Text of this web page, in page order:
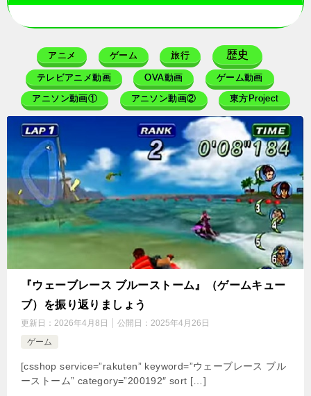
アニメ ゲーム 旅行 歴史
テレビアニメ動画 OVA動画 ゲーム動画
アニソン動画① アニソン動画② 東方Project
『ウェーブレース ブルーストーム』（ゲームキュー
ブ）を振り返りましょう
更新日： 2026年4月8日 公開日： 2025年4月26日
ゲーム
[csshop service=”rakuten” keyword=”ウェーブレース ブル
ーストーム” category=”200192″ sort […]